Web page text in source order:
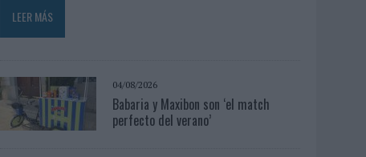
LEER MÁS
04/08/2026
Babaria y Maxibon son ‘el match
perfecto del verano’